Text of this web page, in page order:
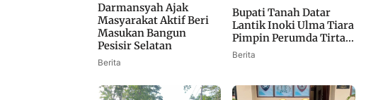
Darmansyah Ajak
Masyarakat Aktif Beri
Masukan Bangun
Pesisir Selatan
Berita
Bupati Tanah Datar
Lantik Inoki Ulma Tiara
Pimpin Perumda Tirta...
Berita